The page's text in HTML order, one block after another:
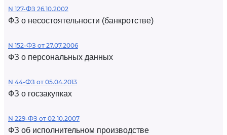
N 127-ФЗ 26.10.2002
ФЗ о несостоятельности (банкротстве)
N 152-ФЗ от 27.07.2006
ФЗ о персональных данных
N 44-ФЗ от 05.04.2013
ФЗ о госзакупках
N 229-ФЗ от 02.10.2007
ФЗ об исполнительном производстве